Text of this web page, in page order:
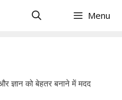
Menu
ज्ञान को बेहतर बनाने में मदद